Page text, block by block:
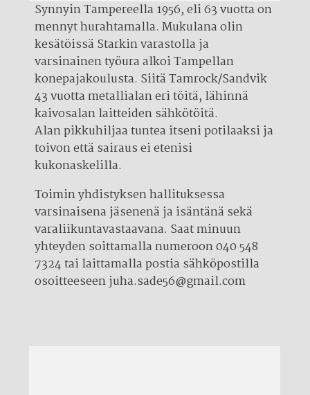
Synnyin Tampereella 1956, eli 63 vuotta on
mennyt hurahtamalla. Mukulana olin
kesätöissä Starkin varastolla ja
varsinainen työura alkoi Tampellan
konepajakoulusta. Siitä Tamrock/Sandvik
43 vuotta metallialan eri töitä, lähinnä
kaivosalan laitteiden sähkötöitä.
Alan pikkuhiljaa tuntea itseni potilaaksi ja
toivon että sairaus ei etenisi
kukonaskelilla.
Toimin yhdistyksen hallituksessa
varsinaisena jäsenenä ja isäntänä sekä
varaliikuntavastaavana. Saat minuun
yhteyden soittamalla numeroon 040 548
7324 tai laittamalla postia sähköpostilla
osoitteeseenjuha.sade56@gmail.com